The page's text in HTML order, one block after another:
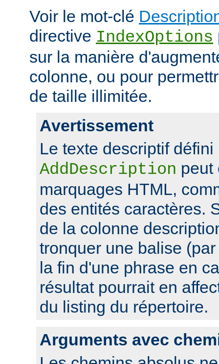
Voir le mot-clé
directive IndexOptions
sur la manière
colonne, ou pour
de taille illimitée.
Avertissement
Le texte descriptif
AddDescription peut
marquages HTML,
des entités caractères.
de la colonne
tronquer une balise
la fin d'une phrase en
résultat pourrait en
du listing du répertoire.
Arguments avec